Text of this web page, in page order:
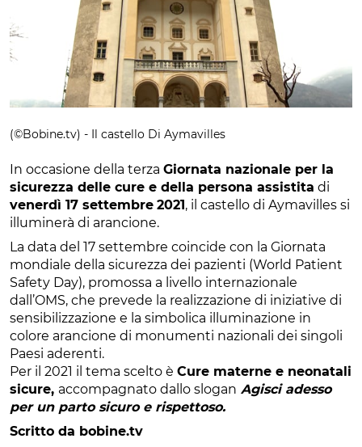
(©Bobine.tv) - Il castello Di Aymavilles
In occasione della terza Giornata nazionale per la
sicurezza delle cure e della persona assistita di
venerdì 17 settembre 2021 , il castello di Aymavilles si
illuminerà di arancione.
La data del 17 settembre coincide con la Giornata
mondiale della sicurezza dei pazienti (World Patient
Safety Day), promossa a livello internazionale
dall’OMS, che prevede la realizzazione di iniziative di
sensibilizzazione e la simbolica illuminazione in
colore arancione di monumenti nazionali dei singoli
Paesi aderenti.
Per il 2021 il tema scelto è Cure materne e neonatali
sicure, accompagnato dallo slogan Agisci adesso
per un parto sicuro e rispettoso.
Scritto da bobine.tv